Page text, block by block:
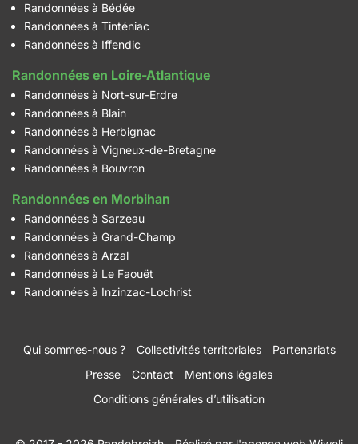
Randonnées à Bédée
Randonnées à Tinténiac
Randonnées à Iffendic
Randonnées en Loire-Atlantique
Randonnées à Nort-sur-Erdre
Randonnées à Blain
Randonnées à Herbignac
Randonnées à Vigneux-de-Bretagne
Randonnées à Bouvron
Randonnées en Morbihan
Randonnées à Sarzeau
Randonnées à Grand-Champ
Randonnées à Arzal
Randonnées à Le Faouët
Randonnées à Inzinzac-Lochrist
Qui sommes-nous ? Collectivités territoriales
Partenariats
Presse
Contact
Mentions légales
Conditions générales d’utilisation